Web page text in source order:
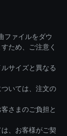
ファイルをダウ
ため、ご注意く
サイズと異なる
いては、注文の
さまのご負担と
、お客様がご契